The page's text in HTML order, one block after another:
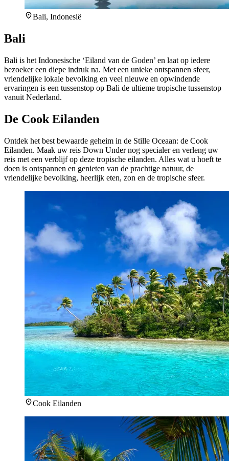
Bali, Indonesië
Bali
Bali is het Indonesische ‘Eiland van de Goden’ en laat op iedere
bezoeker een diepe indruk na. Met een unieke ontspannen sfeer,
vriendelijke lokale bevolking en veel nieuwe en opwindende
ervaringen is een tussenstop op Bali de ultieme tropische tussenstop
vanuit Nederland.
De Cook Eilanden
Ontdek het best bewaarde geheim in de Stille Oceaan: de Cook
Eilanden. Maak uw reis Down Under nog specialer en verleng uw
reis met een verblijf op deze tropische eilanden. Alles wat u hoeft te
doen is ontspannen en genieten van de prachtige natuur, de
vriendelijke bevolking, heerlijk eten, zon en de tropische sfeer.
Cook Eilanden